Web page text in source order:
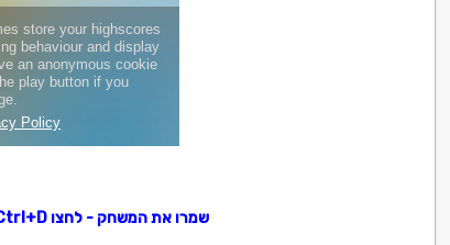
שמרו את המשחק - לחצו Ctrl+D כדי לשמור במועדפים או שתפו עם חברים